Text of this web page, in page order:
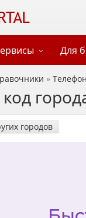
Для
»
городов